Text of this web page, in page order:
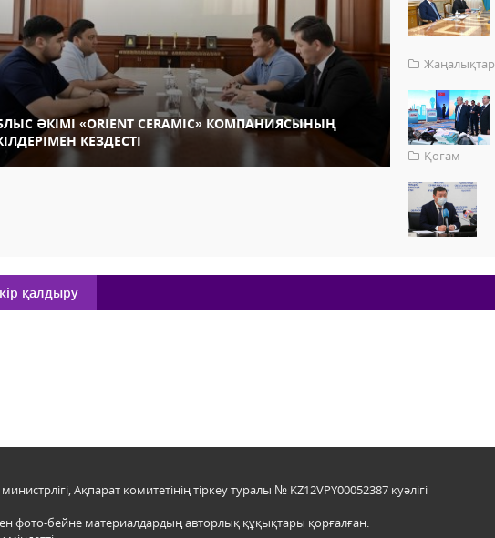
ӘКІМІ «ORIENT CERAMIC» КОМПАНИЯСЫНЫҢ
КЕЗДЕСТІ
Жаңалықтар
Қоғам
қалдыру
Ақпарат комитетінің тіркеу туралы № KZ12VPY00052387 куәлігі
фото-бейне материалдардың авторлық құқықтары қорғалған.